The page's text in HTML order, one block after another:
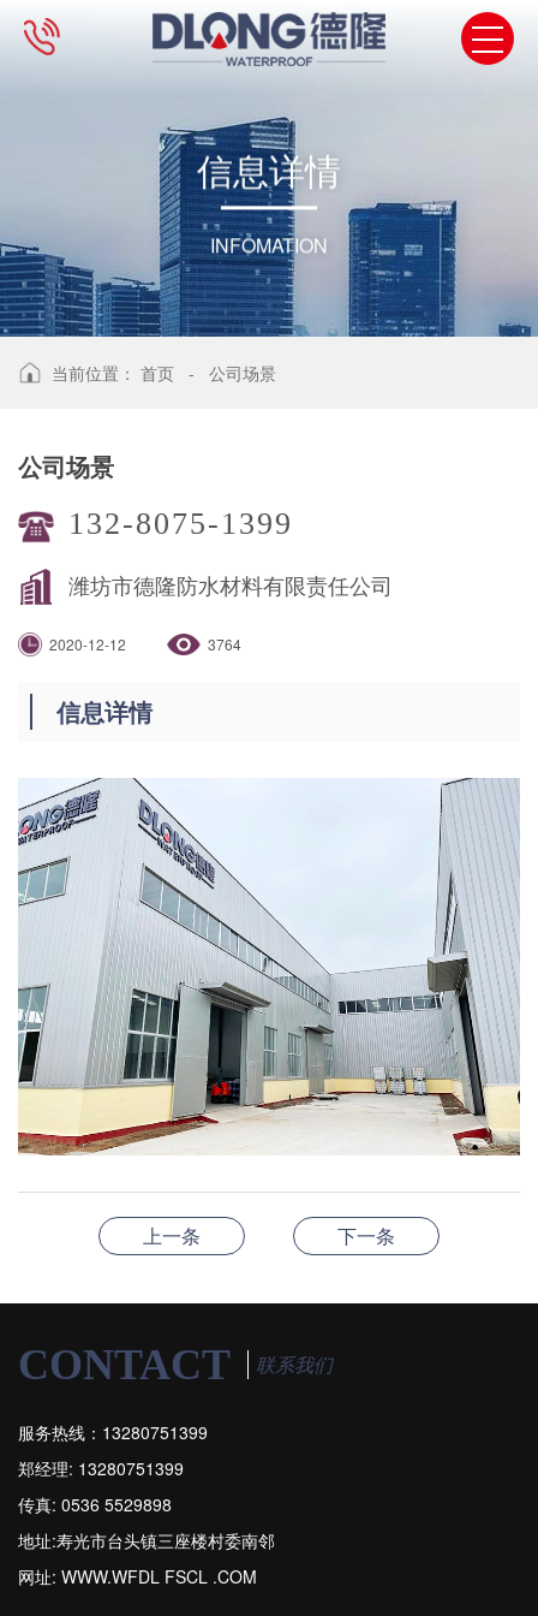
信息详情
INFOMATION
当前位置： 首页 - 公司场景
公司场景
132-8075-1399
潍坊市德隆防水材料有限责任公司
2020-12-12 3764
信息详情
上一条 下一条
CONTACT 联系我们
服务热线：13280751399
郑经理: 13280751399
传真: 0536 5529898
地址:寿光市台头镇三座楼村委南邻
网址: WWW.WFDL FSCL .COM